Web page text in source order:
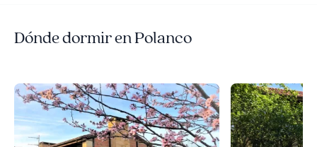
Dónde dormir en Polanco